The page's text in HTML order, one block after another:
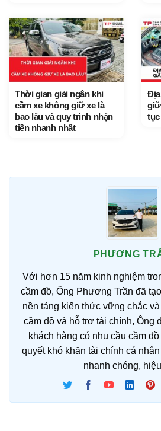
Thời gian giải ngân khi
cầm xe không giữ xe là
bao lâu và quy trình nhận
tiền nhanh nhất
Địa
giữ
tục
PHƯƠNG
Với hơn 15 năm kinh nghiệm
cầm đồ, Ông Phương Trần đã
nền tảng kiến thức vững chắc
cầm đồ và hỗ trợ tài chính, Ông
khách hàng có nhu cầu cầm
quyết khó khăn tài chính cá
nhanh chóng,